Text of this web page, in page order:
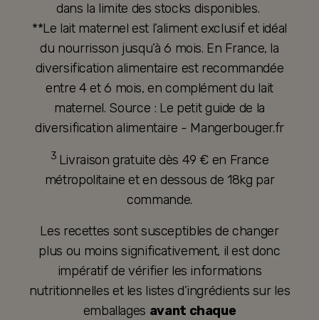
dans la limite des stocks disponibles.
**Le lait maternel est l’aliment exclusif et idéal
du nourrisson jusqu’à 6 mois. En France, la
diversification alimentaire est recommandée
entre 4 et 6 mois, en complément du lait
maternel. Source : Le petit guide de la
diversification alimentaire - Mangerbouger.fr
3 Livraison gratuite dès 49 € en France
métropolitaine et en dessous de 18kg par
commande.
Les recettes sont susceptibles de changer
plus ou moins significativement, il est donc
impératif de vérifier les informations
nutritionnelles et les listes d’ingrédients sur les
emballages avant chaque